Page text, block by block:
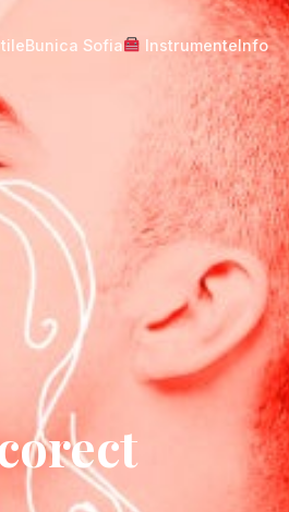
Bunica Sofia InstrumenteInfo